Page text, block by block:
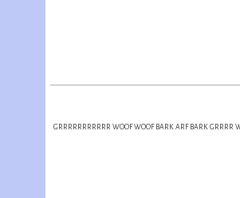
GRRRRRRRRRRR WOOF WOOF BARK ARF BARK GRRRR